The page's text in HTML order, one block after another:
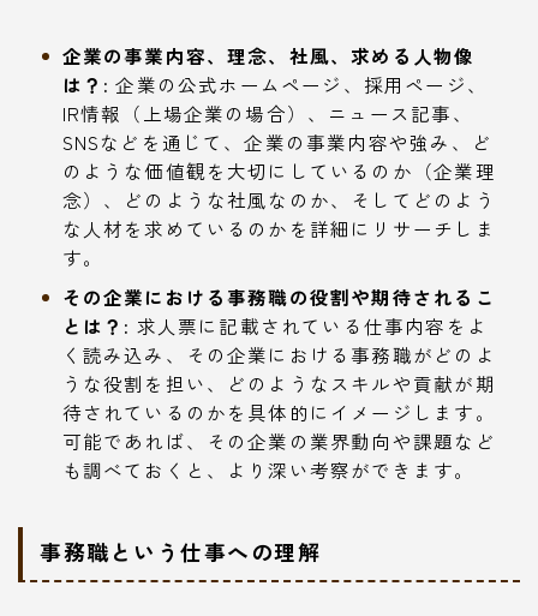
企業の事業内容、理念、社風、求める人物像
は？: 企業の公式ホームページ、採用ページ、
IR情報（上場企業の場合）、ニュース記事、
SNSなどを通じて、企業の事業内容や強み、ど
のような価値観を大切にしているのか（企業理
念）、どのような社風なのか、そしてどのよう
な人材を求めているのかを詳細にリサーチしま
す。
その企業における事務職の役割や期待されるこ
とは？: 求人票に記載されている仕事内容をよ
く読み込み、その企業における事務職がどのよ
うな役割を担い、どのようなスキルや貢献が期
待されているのかを具体的にイメージします。
可能であれば、その企業の業界動向や課題など
も調べておくと、より深い考察ができます。
事務職という仕事への理解